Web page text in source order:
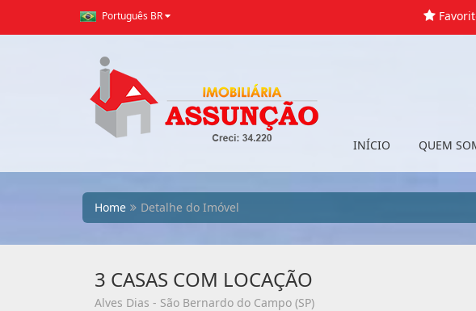
Português BR
INÍCIO QUEM
Home Detalhe do Imóvel
3 CASAS COM LOCAÇÃO
Alves Dias - São Bernardo do Campo (SP)